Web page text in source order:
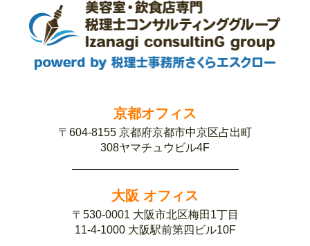
京都オフィス
〒604-8155 京都府京都市中京区占出町
308ヤマチュウビル4F
大阪 オフィス
〒530-0001 大阪市北区梅田1丁目
11-4-1000 大阪駅前第四ビル10F